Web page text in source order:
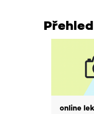
online